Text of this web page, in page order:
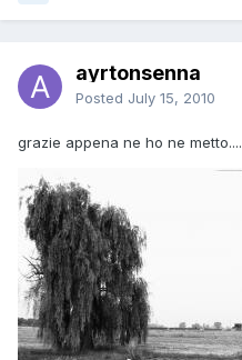
ayrtonsenna
Posted July 15, 2010
grazie appena ne ho ne metto....